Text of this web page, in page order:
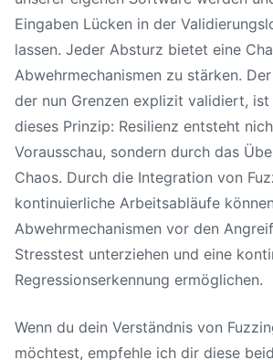
Eingaben Lücken in der
lassen. Jeder Absturz bietet eine
Abwehrmechanismen zu stärken.
der nun Grenzen explizit validiert,
dieses Prinzip: Resilienz entsteht
Vorausschau, sondern durch das
Chaos. Durch die Integration von
kontinuierliche Arbeitsabläufe
Abwehrmechanismen vor den
Stresstest unterziehen und eine
Regressionserkennung ermöglichen.
Wenn du dein Verständnis von
möchtest, empfehle ich dir diese